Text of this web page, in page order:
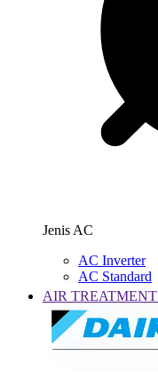
Jenis AC
AC Inverter
AC Standard
AIR TREATMENT